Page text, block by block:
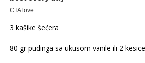
3 kašike šećera
80 gr pudinga sa ukusom vanile ili 2 kesice